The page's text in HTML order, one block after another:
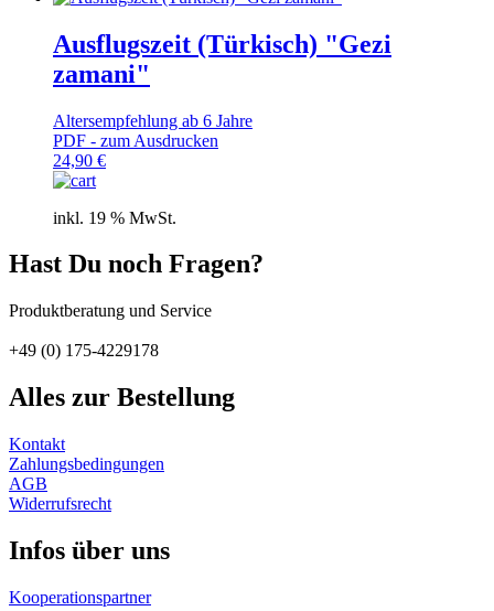
Ausflugszeit (Türkisch) "Gezi
zamani"
Altersempfehlung ab 6 Jahre
PDF - zum Ausdrucken
24,90 €
inkl. 19 % MwSt.
Hast Du noch Fragen?
Produktberatung und Service
+49 (0) 175-4229178
Alles zur Bestellung
Kontakt
Zahlungs­bedingungen
AGB
Widerrufs­recht
Infos über uns
Kooperations­partner